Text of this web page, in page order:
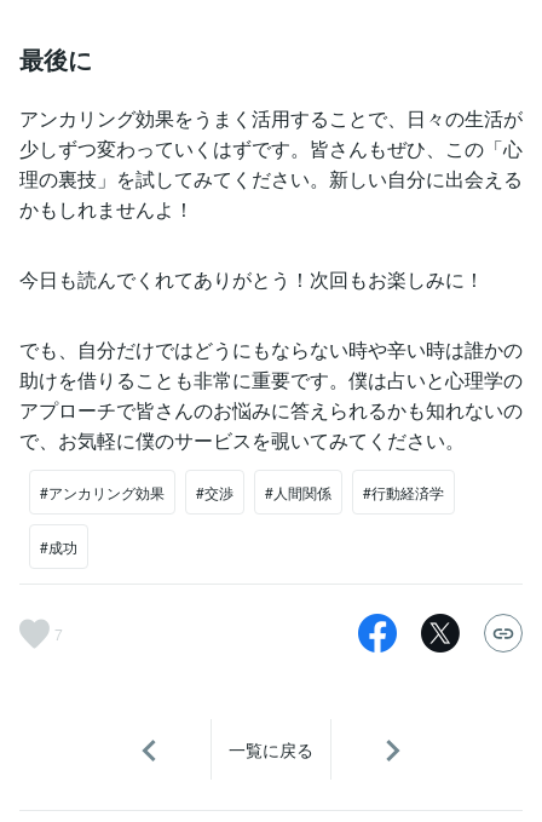
最後に
アンカリング効果をうまく活用することで、日々の生活が
少しずつ変わっていくはずです。皆さんもぜひ、この「心
理の裏技」を試してみてください。新しい自分に出会える
かもしれませんよ！
今日も読んでくれてありがとう！次回もお楽しみに！
でも、自分だけではどうにもならない時や辛い時は誰かの
助けを借りることも非常に重要です。僕は占いと心理学の
アプローチで皆さんのお悩みに答えられるかも知れないの
で、お気軽に僕のサービスを覗いてみてください。
#アンカリング効果 #交渉 #人間関係 #行動経済学
#成功
7
一覧に戻る